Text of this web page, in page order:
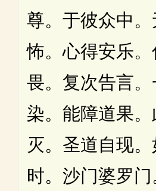
尊。于彼众中
怖。心得安乐
畏。复次告言
染。能障道果
灭。圣道自现
时。沙门婆罗